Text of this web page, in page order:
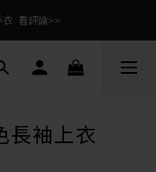
衣  看評論>>
袖上衣